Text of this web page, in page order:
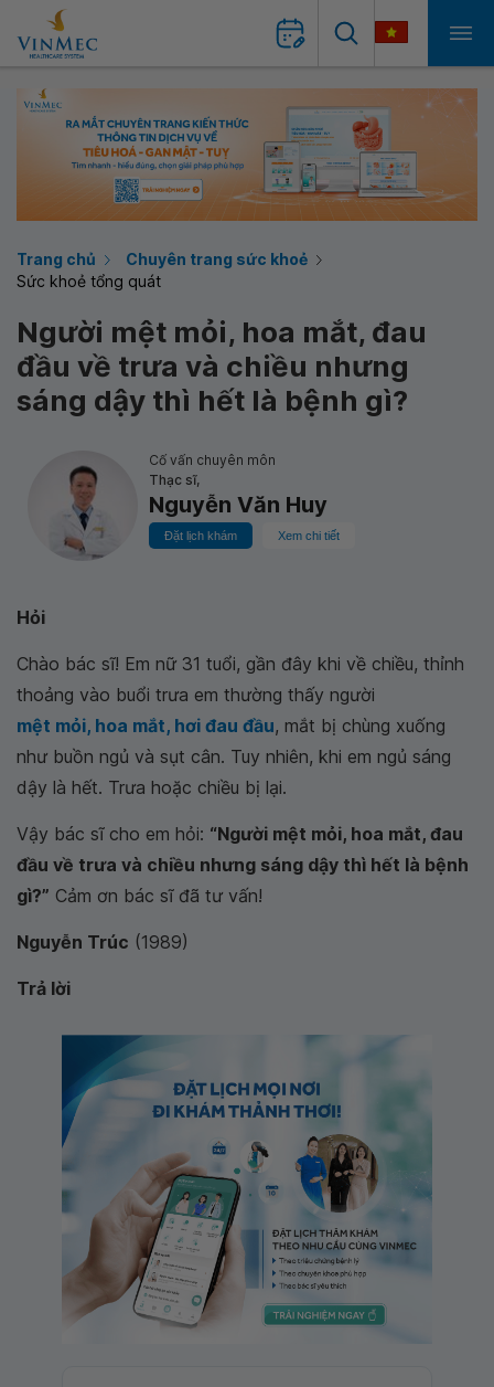
Trang chủ
Chuyên trang sức khoẻ
Sức khoẻ tổng quát
Người mệt mỏi, hoa mắt, đau
đầu về trưa và chiều nhưng
sáng dậy thì hết là bệnh gì?
Cố vấn chuyên môn
Thạc sĩ,
Nguyễn Văn Huy
Đặt lịch khám Xem chi tiết
Hỏi
Chào bác sĩ! Em nữ 31 tuổi, gần đây khi về chiều, thỉnh
thoảng vào buổi trưa em thường thấy người
mệt mỏi, hoa mắt, hơi đau đầu, mắt bị chùng xuống
như buồn ngủ và sụt cân. Tuy nhiên, khi em ngủ sáng
dậy là hết. Trưa hoặc chiều bị lại.
Vậy bác sĩ cho em hỏi: “Người mệt mỏi, hoa mắt, đau
đầu về trưa và chiều nhưng sáng dậy thì hết là bệnh
gì?” Cảm ơn bác sĩ đã tư vấn!
Nguyễn Trúc (1989)
Trả lời